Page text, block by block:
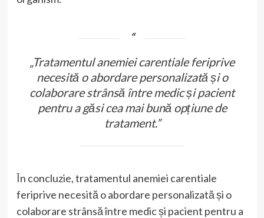
„Tratamentul anemiei carentiale feriprive
necesită o abordare personalizată și o
colaborare strânsă între medic și pacient
pentru a găsi cea mai bună opțiune de
tratament.”
În concluzie, tratamentul anemiei carentiale
feriprive necesită o abordare personalizată și o
colaborare strânsă între medic și pacient pentru a